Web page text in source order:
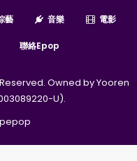
藝 音樂 電影
聯絡epop
Owned by Yooren
U).